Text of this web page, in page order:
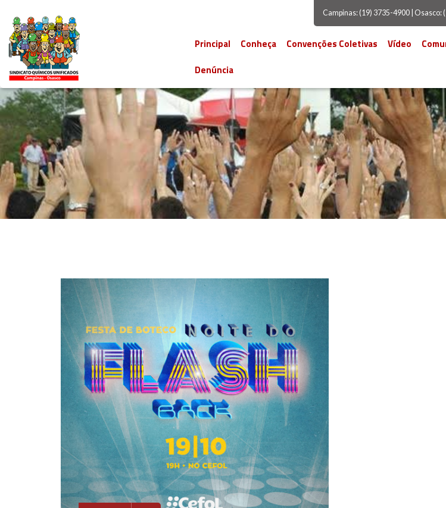
Campinas: (19) 3735-4900 | Osasco:
Principal Conheça Convenções Coletivas Vídeo
Denúncia